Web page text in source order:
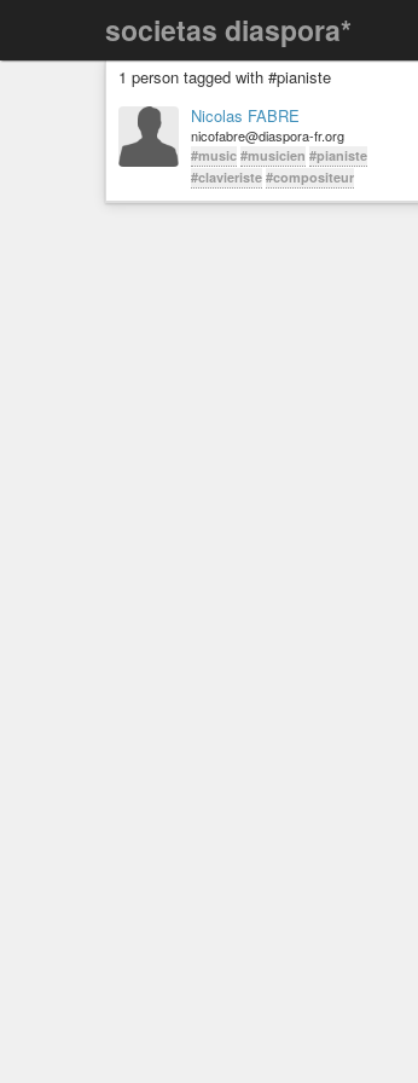
societas diaspora*
1 person tagged with #pianiste
Nicolas FABRE
nicofabre@diaspora-fr.org
#music #musicien #pianiste
#clavieriste #compositeur